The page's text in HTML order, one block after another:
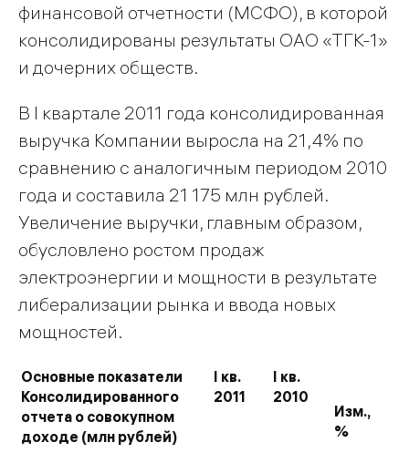
финансовой отчетности (МСФО), в которой
консолидированы результаты ОАО «ТГК-1»
и дочерних обществ.
В I квартале 2011 года консолидированная
выручка Компании выросла на 21,4% по
сравнению с аналогичным периодом 2010
года и составила 21 175 млн рублей.
Увеличение выручки, главным образом,
обусловлено ростом продаж
электроэнергии и мощности в результате
либерализации рынка и ввода новых
мощностей.
Основные показатели
Консолидированного
отчета о совокупном
доходе (млн рублей)
I кв.
2011
I кв.
2010
Изм.,
%